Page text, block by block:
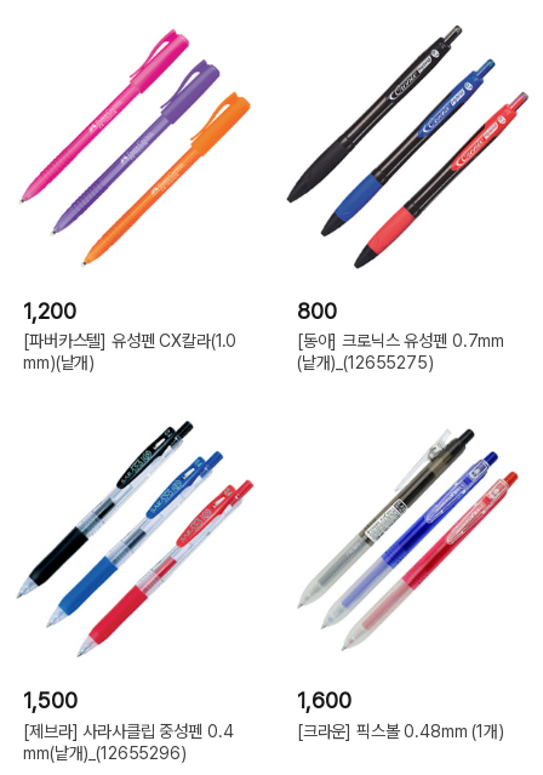
1,200
[파버카스텔] 유성펜 CX칼라(1.0
mm)(낱개)
800
[동아] 크로닉스 유성펜 0.7mm
(낱개)_(12655275)
1,500
[제브라] 사라사클립 중성펜 0.4
mm(낱개)_(12655296)
1,600
[크라운] 픽스볼 0.48mm (1개)